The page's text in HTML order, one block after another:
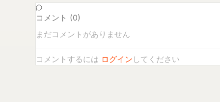
コメント (0)
まだコメントがありません
コメントするには ログイン してください